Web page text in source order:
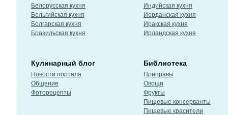
Белорусская кухня
Бельгийская кухня
Болгарская кухня
Бразильская кухня
Индийская кухня
Иорданская кухня
Иракская кухня
Ирландская кухня
Кулинарный блог
Новости портала
Общение
Фоторецепты
Библиотека
Приправы
Овощи
Фрукты
Пищевые консерванты
Пищевые красители